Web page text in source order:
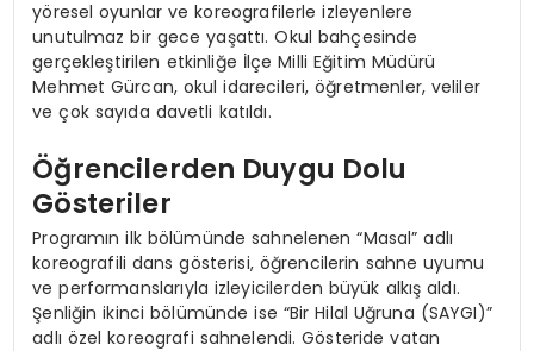
yöresel oyunlar ve koreografilerle izleyenlere
unutulmaz bir gece yaşattı. Okul bahçesinde
gerçekleştirilen etkinliğe İlçe Milli Eğitim Müdürü
Mehmet Gürcan, okul idarecileri, öğretmenler, veliler
ve çok sayıda davetli katıldı.
Öğrencilerden Duygu Dolu
Gösteriler
Programın ilk bölümünde sahnelenen “Masal” adlı
koreografili dans gösterisi, öğrencilerin sahne uyumu
ve performanslarıyla izleyicilerden büyük alkış aldı.
Şenliğin ikinci bölümünde ise “Bir Hilal Uğruna (SAYGI)”
adlı özel koreografi sahnelendi. Gösteride vatan